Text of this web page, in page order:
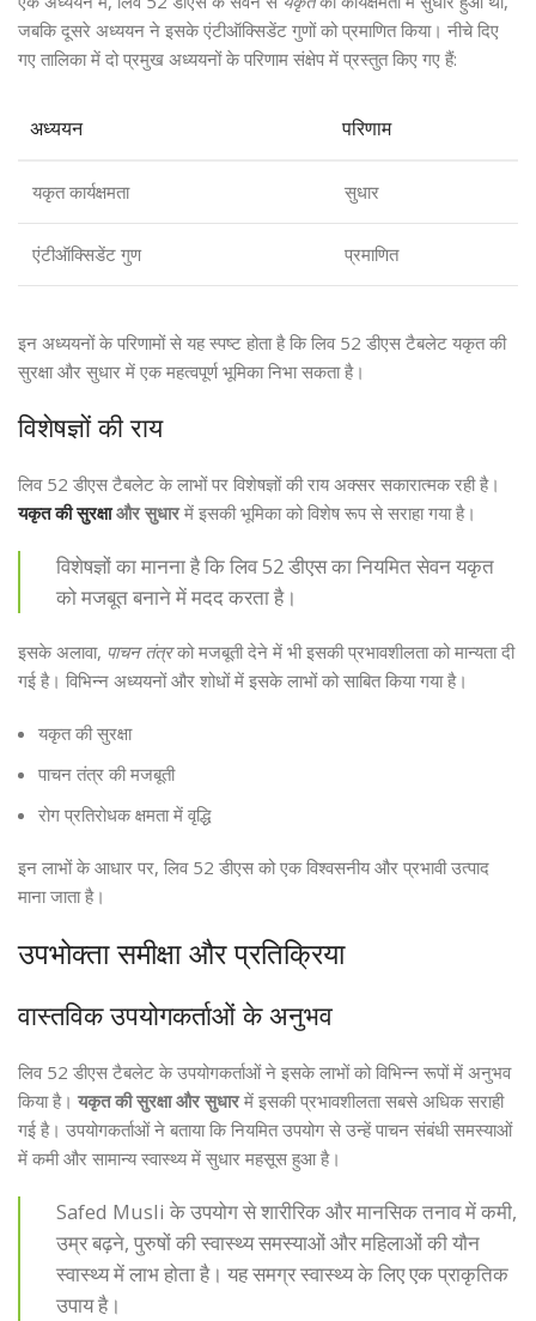
जबकि दूसरे अध्ययन ने इसके एंटीऑक्सिडेंट गुणों को प्रमाणित किया। नीचे दिए
गए तालिका में दो प्रमुख अध्ययनों के परिणाम संक्षेप में प्रस्तुत किए गए हैं:
अध्ययन परिणाम
यकृत कार्यक्षमता सुधार
एंटीऑक्सिडेंट गुण प्रमाणित
इन अध्ययनों के परिणामों से यह स्पष्ट होता है कि लिव 52 डीएस टैबलेट यकृत की
सुरक्षा और सुधार में एक महत्वपूर्ण भूमिका निभा सकता है।
विशेषज्ञों की राय
लिव 52 डीएस टैबलेट के लाभों पर विशेषज्ञों की राय अक्सर सकारात्मक रही है।
यकृत की सुरक्षाऔर सुधारमें इसकी भूमिका को विशेष रूप से सराहा गया है।
विशेषज्ञों का मानना है कि लिव 52 डीएस का नियमित सेवन यकृत
को मजबूत बनाने में मदद करता है।
इसके अलावा, पाचन तंत्रको मजबूती देने में भी इसकी प्रभावशीलता को मान्यता दी
गई है। विभिन्न अध्ययनों और शोधों में इसके लाभों को साबित किया गया है।
यकृत की सुरक्षा
पाचन तंत्र की मजबूती
रोग प्रतिरोधक क्षमता में वृद्धि
इन लाभों के आधार पर, लिव 52 डीएस को एक विश्वसनीय और प्रभावी उत्पाद
माना जाता है।
उपभोक्ता समीक्षा और प्रतिक्रिया
वास्तविक उपयोगकर्ताओं के अनुभव
लिव 52 डीएस टैबलेट के उपयोगकर्ताओं ने इसके लाभों को विभिन्न रूपों में अनुभव
किया है। यकृत की सुरक्षा और सुधारमें इसकी प्रभावशीलता सबसे अधिक सराही
गई है। उपयोगकर्ताओं ने बताया कि नियमित उपयोग से उन्हें पाचन संबंधी समस्याओं
में कमी और सामान्य स्वास्थ्य में सुधार महसूस हुआ है।
Safed Musli के उपयोग से शारीरिक और मानसिक तनाव में कमी,
उम्र बढ़ने, पुरुषों की स्वास्थ्य समस्याओं और महिलाओं की यौन
स्वास्थ्य में लाभ होता है। यह समग्र स्वास्थ्य के लिए एक प्राकृतिक
उपाय है।